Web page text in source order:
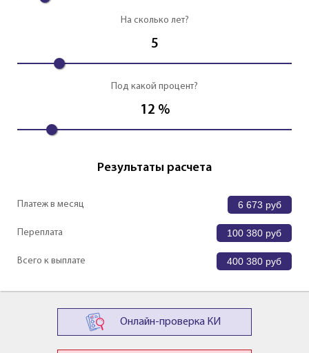
На сколько лет?
5
Под какой процент?
12 %
Результаты расчета
Платеж в месяц 6 673 руб
Переплата 100 380 руб
Всего к выплате 400 380 руб
Онлайн-проверка КИ